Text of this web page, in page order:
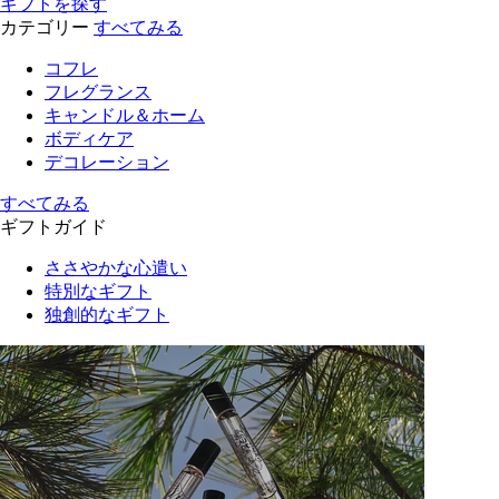
ギフトを探す
カテゴリー すべてみる
コフレ
フレグランス
キャンドル＆ホーム
ボディケア
デコレーション
すべてみる
ギフトガイド
ささやかな心遣い
特別なギフト
独創的なギフト